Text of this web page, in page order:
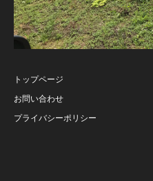
トップページ
お問い合わせ
プライバシーポリシー